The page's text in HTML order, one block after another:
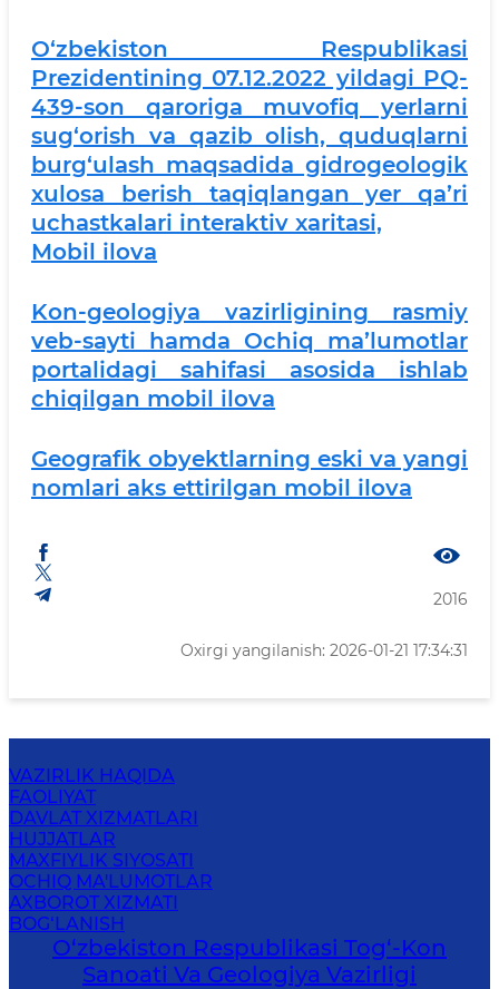
O‘zbekiston Respublikasi
Prezidentining 07.12.2022 yildagi PQ-
439-son qaroriga muvofiq yerlarni
sug‘orish va qazib olish, quduqlarni
burg‘ulash maqsadida gidrogeologik
xulosa berish taqiqlangan yer qa’ri
uchastkalari interaktiv xaritasi,
Mobil ilova
Kon-geologiya vazirligining rasmiy
veb-sayti hamda Ochiq ma’lumotlar
portalidagi sahifasi asosida ishlab
chiqilgan mobil ilova
Geografik obyektlarning eski va yangi
nomlari aks ettirilgan mobil ilova
2016
Oxirgi yangilanish: 2026-01-21 17:34:31
VAZIRLIK HAQIDA
FAOLIYAT
DAVLAT XIZMATLARI
HUJJATLAR
MAXFIYLIK SIYOSATI
OCHIQ MA'LUMOTLAR
AXBOROT XIZMATI
BOG‘LANISH
O‘zbekiston Respublikasi Tog‘-Kon
Sanoati Va Geologiya Vazirligi